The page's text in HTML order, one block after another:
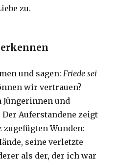
zu.
erkennen
und sagen: Friede sei
wir vertrauen?
Jüngerinnen und
Auferstandene zeigt
Wunden:
seine verletzte
als der, der ich war